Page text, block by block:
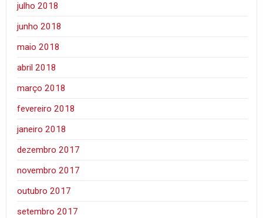
julho 2018
junho 2018
maio 2018
abril 2018
março 2018
fevereiro 2018
janeiro 2018
dezembro 2017
novembro 2017
outubro 2017
setembro 2017